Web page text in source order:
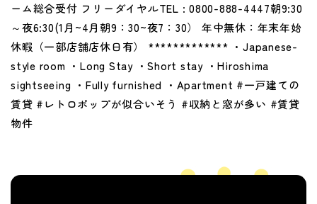
ーム総合受付 フリーダイヤルTEL : 0800-888-4447朝9:30
～夜6:30(1月~4月朝9：30~夜7：30） 年中無休：年末年始
休暇（一部店舗店休日有） ************* ・Japanese-
style room ・Long Stay ・Short stay ・Hiroshima
sightseeing ・Fully furnished ・Apartment #一戸建ての
賃貸 #レトロポップが似合いそう #収納と窓が多い #賃貸
物件